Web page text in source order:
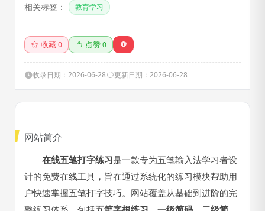
简码、三级简码、键面汉字和
词组练习
相关标签： 教育学习
收藏0 点赞0
收录日期：2026-06-28 更新日期：2026-06-28
网站简介
在线五笔打字练习是一款专为五笔输入法学习者设
计的免费在线工具，旨在通过系统化的练习模块帮助用
户快速掌握五笔打字技巧。网站覆盖从基础到进阶的完